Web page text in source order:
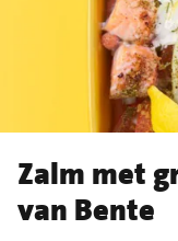
Zalm met
van Bente